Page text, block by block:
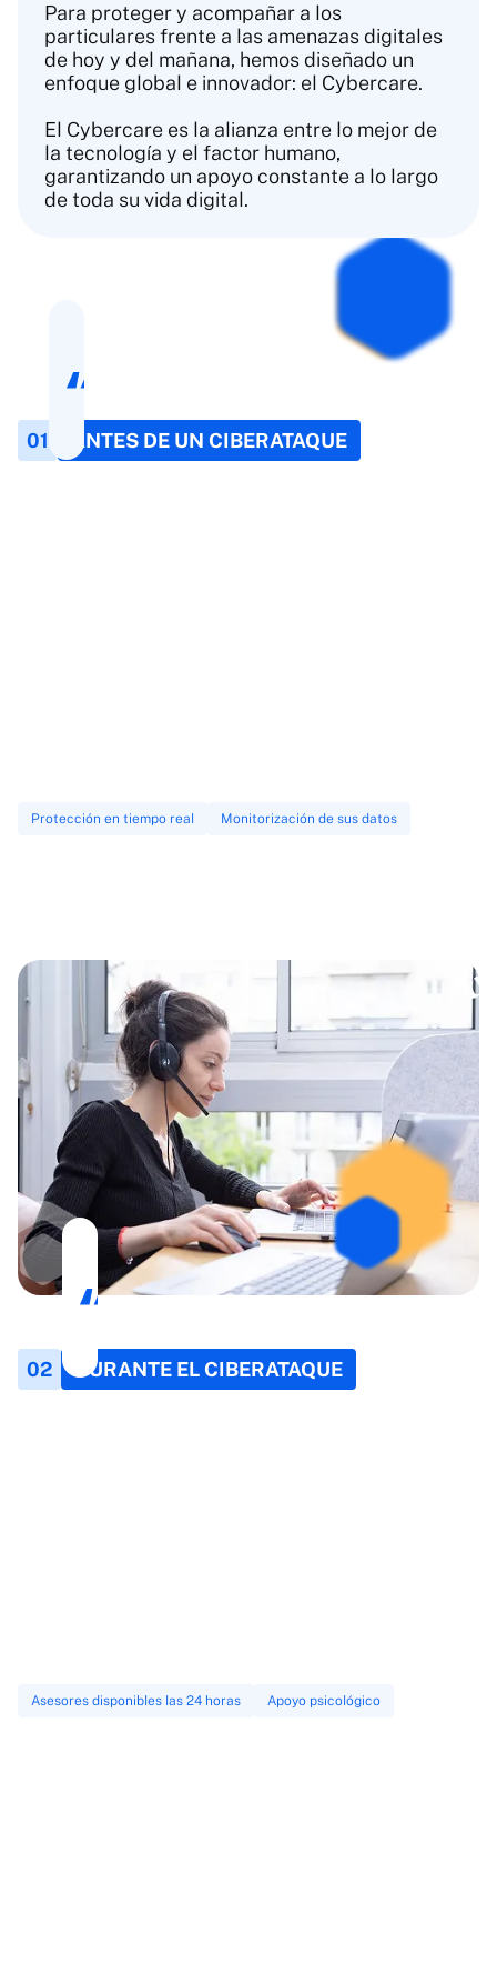
Para proteger y acompañar a los
particulares frente a las amenazas digitales
de hoy y del mañana, hemos diseñado un
enfoque global e innovador: el Cybercare.
El Cybercare es la alianza entre lo mejor de
la tecnología y el factor humano,
garantizando un apoyo constante a lo largo
de toda su vida digital.
sepa?
01 ANTES DE UN CIBERATAQUE
Protección en tiempo real Monitorización de sus datos
02 DURANTE EL CIBERATAQUE
Asesores disponibles las 24 horas Apoyo psicológico
¿Han pirateado su
cuenta y no sabe qué
hacer? ¿Recibe
mensajes
hablar?